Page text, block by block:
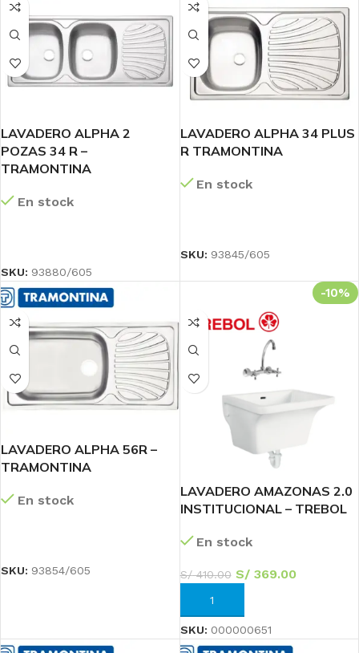
LAVADERO ALPHA 2
POZAS 34 R –
TRAMONTINA
En stock
SKU: 93880/605
LAVADERO ALPHA 34 PLUS
R TRAMONTINA
En stock
SKU: 93845/605
LAVADERO ALPHA 56R –
TRAMONTINA
En stock
SKU: 93854/605
-10%
LAVADERO AMAZONAS 2.0
INSTITUCIONAL – TREBOL
En stock
S/410.00 S/369.00
AÑADIR AL CARRITO
SKU: 000000651